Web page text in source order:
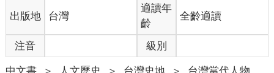
的。他的實業精神給了他想法，脫下軍服，還是匠人，這會兒就
做煤油爐的生意吧。
這是我的爺爺的故事，在爸爸的版本裡，靈光實業的時代小工廠
清晰可見，但從前聽到的奶奶故事中，重點常是她自己如何強悍
過日子的視角。老爸說要幫爺爺平反。其實奶奶在故事的後來也
出版地 台灣
適讀年
齡
全齡適讀
注音 級別